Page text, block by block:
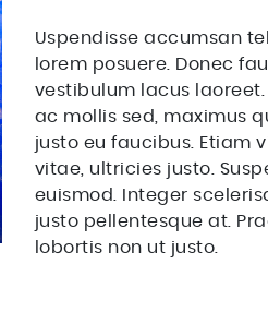
Uspendisse accumsan
lorem posuere. Donec
vestibulum lacus
ac mollis sed, maximus
justo eu faucibus. Etiam
vitae, ultricies justo.
euismod. Integer
justo pellentesque at.
lobortis non ut justo.